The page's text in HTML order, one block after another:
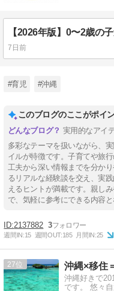
7日前
#育児 #沖縄
このブログのここがポイ
実用的なアイ
多彩なテーマを扱いながら、
イルが特徴です。子育てや旅
工夫から深い情報までを分か
るリアルな経験談を交え、実
えるヒントが満載です。親し
で、気軽に参考にできる内容と
2137882 3
週間IN:15 週間OUT:185 月間IN:25
27 沖縄×移住
沖縄好きで
です。 悠々